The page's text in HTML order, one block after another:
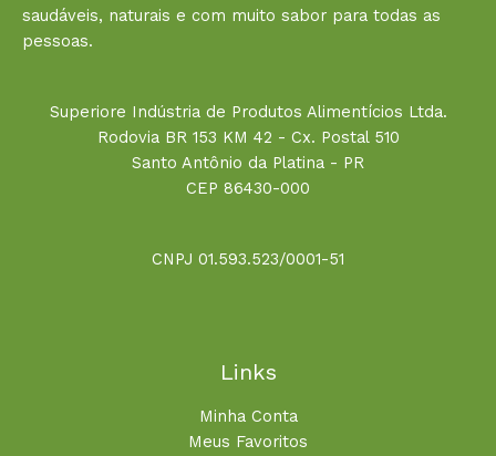
saudáveis, naturais e com muito sabor para todas as
pessoas.
Superiore Indústria de Produtos Alimentícios Ltda.
Rodovia BR 153 KM 42 - Cx. Postal 510
Santo Antônio da Platina - PR
CEP 86430-000
CNPJ 01.593.523/0001-51
Links
Minha Conta
Meus Favoritos